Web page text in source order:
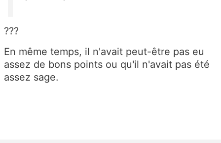
???
En même temps, il n'avait peut-être pas eu
assez de bons points ou qu'il n'avait pas été
assez sage.